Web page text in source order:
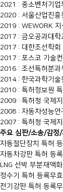
2021 : 중소벤처기업
2020 : 서울산업진
2019 : WEWORK 지
2017 : 금오공과대학
2017 : 대한조선학회
2017 : 포스코 기술
2016 : 조선특허분과
2014 : 한국과학기
2010 : 특허정보원
2009 : 특허청 국제
2008 : 자동차성능연
2007 : 특허청 국제
주요 심판/소송/감정
자동절단장치 특허
자동차강판 특허 등
LNG 선박 부분재액
정수기 특허 등록무
전기강판 특허 등록